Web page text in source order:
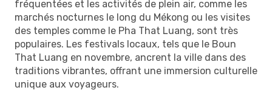
fréquentées et les activités de plein air, comme les
marchés nocturnes le long du Mékong ou les visites
des temples comme le Pha That Luang, sont très
populaires. Les festivals locaux, tels que le Boun
That Luang en novembre, ancrent la ville dans des
traditions vibrantes, offrant une immersion culturelle
unique aux voyageurs.